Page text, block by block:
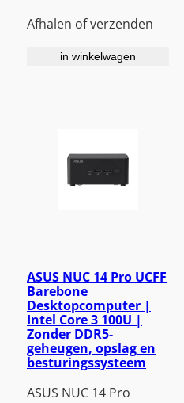
Afhalen of verzenden
in winkelwagen
ASUS NUC 14 Pro UCFF
Barebone
Desktopcomputer |
Intel Core 3 100U |
Zonder DDR5-
geheugen, opslag en
besturingssysteem
ASUS NUC 14 Pro